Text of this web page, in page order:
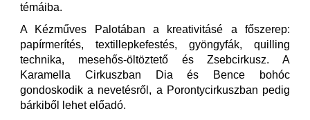
témáiba.
A Kézműves Palotában a kreativitásé a főszerep:
papírmerítés, textillepkefestés, gyöngyfák, quilling
technika, mesehős-öltöztető és Zsebcirkusz. A
Karamella Cirkuszban Dia és Bence bohóc
gondoskodik a nevetésről, a Porontycirkuszban pedig
bárkiből lehet előadó.